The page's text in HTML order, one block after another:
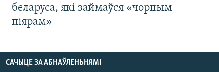
беларуса, які займаўся «чорным
піярам»
САЧЫЦЕ ЗА АБНАЎЛЕНЬНЯМІ